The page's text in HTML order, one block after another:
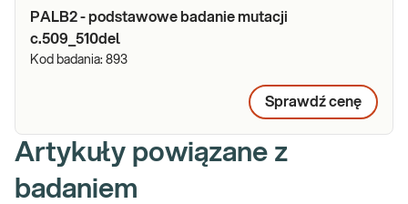
PALB2 - podstawowe badanie mutacji
c.509_510del
Kod badania: 893
Sprawdź cenę
Artykuły powiązane z
badaniem